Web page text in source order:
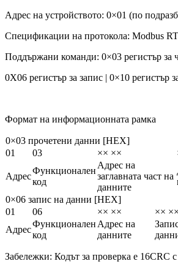
Адрес на устройството: 0×01 (по
Спецификации на протокола: Modbus
Поддържани команди: 0×03 регистър за
0X06 регистър за запис | 0×10 регистър
Формат на информационната рамка
0×03 прочетени данни [HEX]
01
03 ×× ××
Адрес
Функционален
код
Адрес на
заглавната част на
данните
0×06 запис на данни [HEX]
01
06 ×× ×× ×× ××
Адрес
Функционален
код
Адрес на
данните
Забележки: Кодът за проверка е 16CRC